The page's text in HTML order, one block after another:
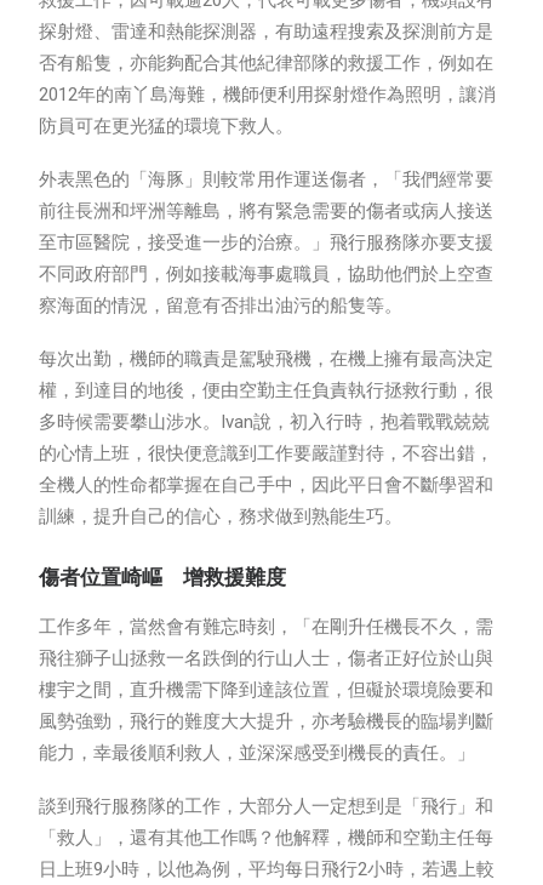
探射燈、雷達和熱能探測器，有助遠程搜索及探測前方是
否有船隻，亦能夠配合其他紀律部隊的救援工作，例如在
2012年的南丫島海難，機師便利用探射燈作為照明，讓消
防員可在更光猛的環境下救人。
外表黑色的「海豚」則較常用作運送傷者，「我們經常要
前往長洲和坪洲等離島，將有緊急需要的傷者或病人接送
至市區醫院，接受進一步的治療。」飛行服務隊亦要支援
不同政府部門，例如接載海事處職員，協助他們於上空查
察海面的情況，留意有否排出油污的船隻等。
每次出勤，機師的職責是駕駛飛機，在機上擁有最高決定
權，到達目的地後，便由空勤主任負責執行拯救行動，很
多時候需要攀山涉水。Ivan說，初入行時，抱着戰戰兢兢
的心情上班，很快便意識到工作要嚴謹對待，不容出錯，
全機人的性命都掌握在自己手中，因此平日會不斷學習和
訓練，提升自己的信心，務求做到熟能生巧。
傷者位置崎嶇 增救援難度
工作多年，當然會有難忘時刻，「在剛升任機長不久，需
飛往獅子山拯救一名跌倒的行山人士，傷者正好位於山與
樓宇之間，直升機需下降到達該位置，但礙於環境險要和
風勢強勁，飛行的難度大大提升，亦考驗機長的臨場判斷
能力，幸最後順利救人，並深深感受到機長的責任。」
談到飛行服務隊的工作，大部分人一定想到是「飛行」和
「救人」，還有其他工作嗎？他解釋，機師和空勤主任每
日上班9小時，以他為例，平均每日飛行2小時，若遇上較